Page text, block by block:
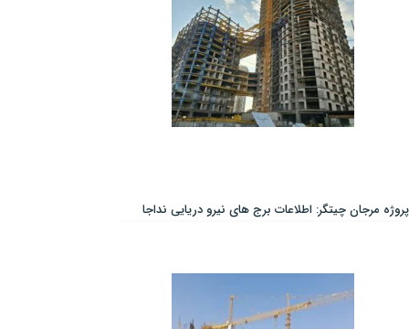
پروژه مرجان چیتگر: اطلاعات برج های نیرو دریایی نداجا